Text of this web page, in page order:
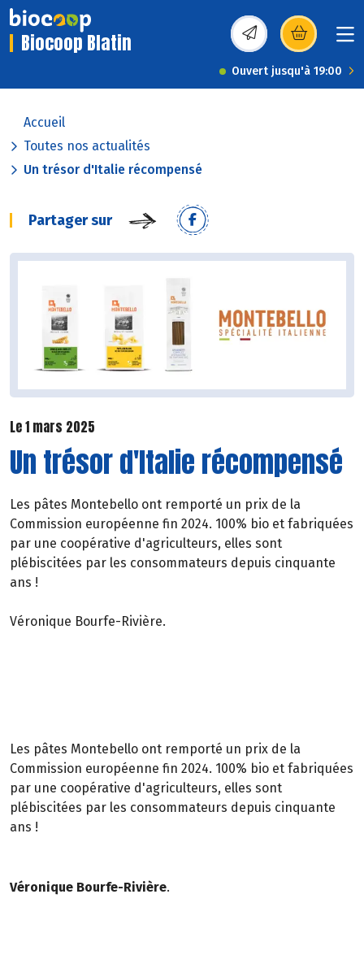
Biocoop Blatin (s’ouvre dans une
Ouvert jusqu'à 19:00
Accueil
Toutes nos actualités
Un trésor d'Italie récompensé
Partager sur
Le 1 mars 2025
Un trésor d'Italie récompensé
Les pâtes Montebello ont remporté un prix de la
Commission européenne fin 2024. 100% bio et fabriquées
par une coopérative d'agriculteurs, elles sont
plébiscitées par les consommateurs depuis cinquante
ans !
Véronique Bourfe-Rivière.
Les pâtes Montebello ont remporté un prix de la
Commission européenne fin 2024. 100% bio et fabriquées
par une coopérative d'agriculteurs, elles sont
plébiscitées par les consommateurs depuis cinquante
ans !
Véronique Bourfe-Rivière.